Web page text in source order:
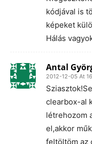
kódjával is
képeket
Hálás
Antal
2012-12-05 At
clearbox-al
létrehozom
el,akkor
feltöltöm az